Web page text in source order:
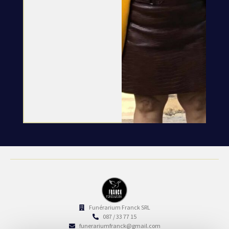
Funérarium Franck SRL
087 / 33 77 15
funerariumfranck@gmail.com